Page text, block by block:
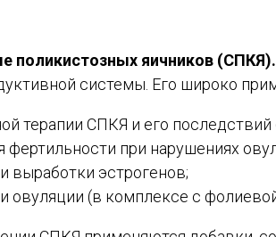
поликистозных яичников (СПКЯ).
системы. Его широко
терапии СПКЯ и его
при нарушениях
выработки эстрогенов;
овуляции (в комплексе с